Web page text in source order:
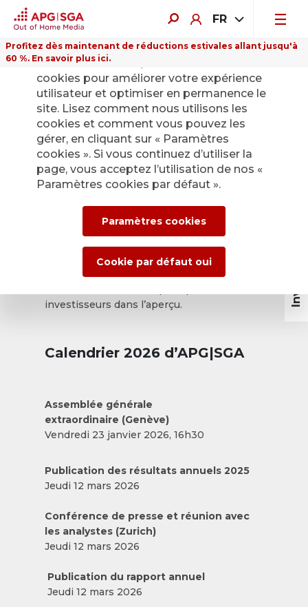
FR
Profitez dès maintenant de réductions estivales allant jusqu'à
60 %. En savoir plus ici.
APG|SGA
Calendrier
annonces
événementielles.
Vous trouverez ici le calendrier et les
communiqués actuels d’APG|SGA, ainsi que
investisseurs dans l’aperçu.
Calendrier 2026 d’APG|SGA
Assemblée générale
extraordinaire (Genève)
Vendredi 23 janvier 2026, 16h30
Publication des résultats annuels 2025
Jeudi 12 mars 2026
Conférence de presse et réunion avec
les analystes (Zurich)
Jeudi 12 mars 2026
Publication du rapport annuel
Jeudi 12 mars 2026
Sur ce site Internet, nous utilisons des
cookies pour améliorer votre expérience
utilisateur et optimiser en permanence le
site. Lisez comment nous utilisons les
cookies et comment vous pouvez les
gérer, en cliquant sur « Paramètres
cookies ». Si vous continuez d’utiliser la
page, vous acceptez l’utilisation de nos «
Paramètres cookies par défaut ».
Paramètres cookies
Cookie par défaut oui